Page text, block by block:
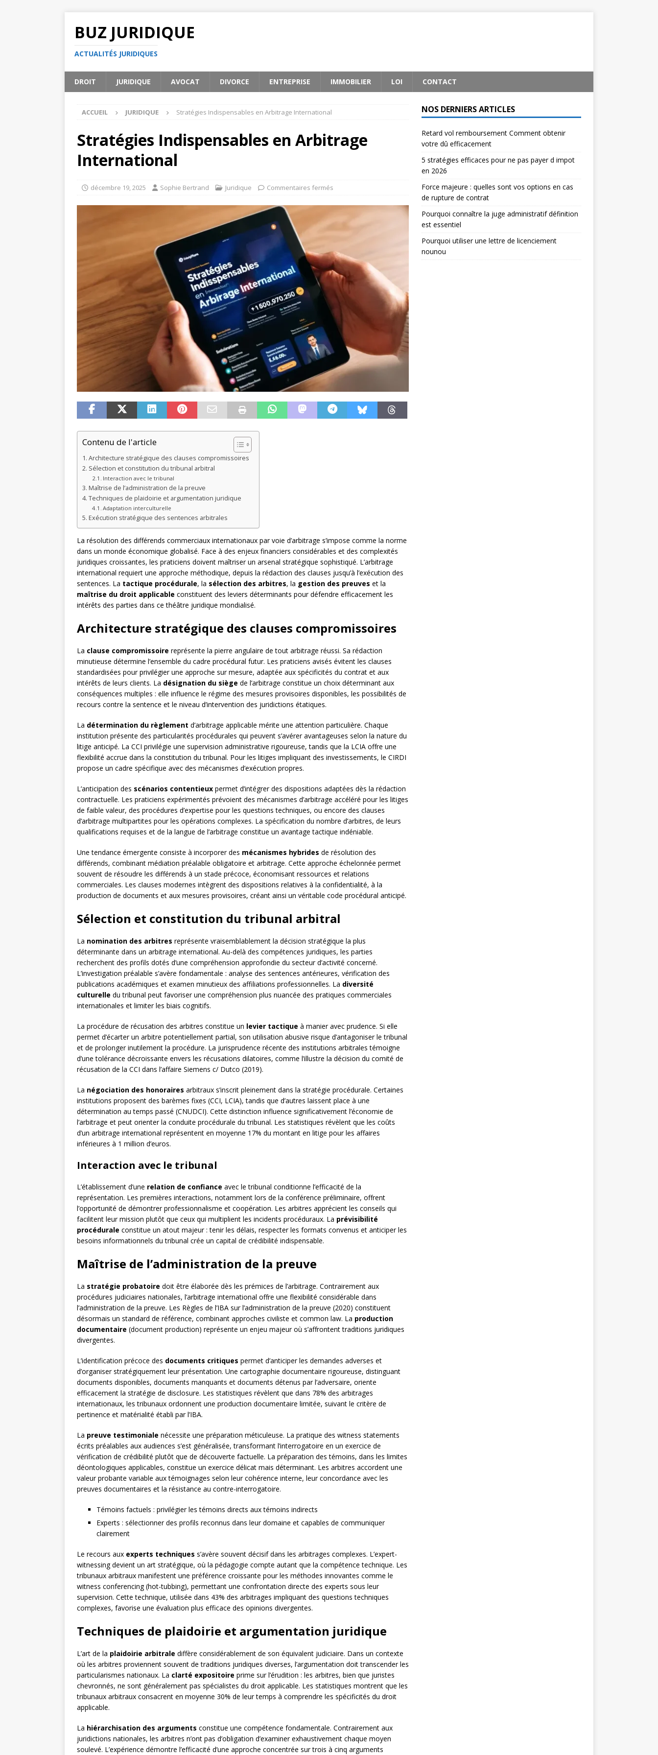
BUZ JURIDIQUE
ACTUALITÉS JURIDIQUES
DROIT JURIDIQUE AVOCAT DIVORCE ENTREPRISE IMMOBILIER LOI CONTACT
ACCUEIL JURIDIQUE Stratégies Indispensables en Arbitrage International
Stratégies Indispensables en Arbitrage
International
décembre 19, 2025 Sophie Bertrand Juridique Commentaires fermés
Contenu de l'article
Architecture stratégique des clauses compromissoires
Sélection et constitution du tribunal arbitral
Interaction avec le tribunal
Maîtrise de l’administration de la preuve
Techniques de plaidoirie et argumentation juridique
Adaptation interculturelle
Exécution stratégique des sentences arbitrales
La résolution des différends commerciaux internationaux par voie d’arbitrage s’impose comme la norme
dans un monde économique globalisé. Face à des enjeux financiers considérables et des complexités
juridiques croissantes, les praticiens doivent maîtriser un arsenal stratégique sophistiqué. L’arbitrage
international requiert une approche méthodique, depuis la rédaction des clauses jusqu’à l’exécution des
sentences. La tactique procédurale, la sélection des arbitres, la gestion des preuves et la
maîtrise du droit applicable constituent des leviers déterminants pour défendre efficacement les
intérêts des parties dans ce théâtre juridique mondialisé.
Architecture stratégique des clauses compromissoires
La clause compromissoire représente la pierre angulaire de tout arbitrage réussi. Sa rédaction
minutieuse détermine l’ensemble du cadre procédural futur. Les praticiens avisés évitent les clauses
standardisées pour privilégier une approche sur mesure, adaptée aux spécificités du contrat et aux
intérêts de leurs clients. La désignation du siège de l’arbitrage constitue un choix déterminant aux
conséquences multiples : elle influence le régime des mesures provisoires disponibles, les possibilités de
recours contre la sentence et le niveau d’intervention des juridictions étatiques.
La détermination du règlement d’arbitrage applicable mérite une attention particulière. Chaque
institution présente des particularités procédurales qui peuvent s’avérer avantageuses selon la nature du
litige anticipé. La CCI privilégie une supervision administrative rigoureuse, tandis que la LCIA offre une
flexibilité accrue dans la constitution du tribunal. Pour les litiges impliquant des investissements, le CIRDI
propose un cadre spécifique avec des mécanismes d’exécution propres.
L’anticipation des scénarios contentieux permet d’intégrer des dispositions adaptées dès la rédaction
contractuelle. Les praticiens expérimentés prévoient des mécanismes d’arbitrage accéléré pour les litiges
de faible valeur, des procédures d’expertise pour les questions techniques, ou encore des clauses
d’arbitrage multipartites pour les opérations complexes. La spécification du nombre d’arbitres, de leurs
qualifications requises et de la langue de l’arbitrage constitue un avantage tactique indéniable.
Une tendance émergente consiste à incorporer des mécanismes hybrides de résolution des
différends, combinant médiation préalable obligatoire et arbitrage. Cette approche échelonnée permet
souvent de résoudre les différends à un stade précoce, économisant ressources et relations
commerciales. Les clauses modernes intègrent des dispositions relatives à la confidentialité, à la
production de documents et aux mesures provisoires, créant ainsi un véritable code procédural anticipé.
Sélection et constitution du tribunal arbitral
La nomination des arbitres représente vraisemblablement la décision stratégique la plus
déterminante dans un arbitrage international. Au-delà des compétences juridiques, les parties
recherchent des profils dotés d’une compréhension approfondie du secteur d’activité concerné.
L’investigation préalable s’avère fondamentale : analyse des sentences antérieures, vérification des
publications académiques et examen minutieux des affiliations professionnelles. La diversité
culturelle du tribunal peut favoriser une compréhension plus nuancée des pratiques commerciales
internationales et limiter les biais cognitifs.
La procédure de récusation des arbitres constitue un levier tactique à manier avec prudence. Si elle
permet d’écarter un arbitre potentiellement partial, son utilisation abusive risque d’antagoniser le tribunal
et de prolonger inutilement la procédure. La jurisprudence récente des institutions arbitrales témoigne
d’une tolérance décroissante envers les récusations dilatoires, comme l’illustre la décision du comité de
récusation de la CCI dans l’affaire Siemens c/ Dutco (2019).
La négociation des honoraires arbitraux s’inscrit pleinement dans la stratégie procédurale. Certaines
institutions proposent des barèmes fixes (CCI, LCIA), tandis que d’autres laissent place à une
détermination au temps passé (CNUDCI). Cette distinction influence significativement l’économie de
l’arbitrage et peut orienter la conduite procédurale du tribunal. Les statistiques révèlent que les coûts
d’un arbitrage international représentent en moyenne 17% du montant en litige pour les affaires
inférieures à 1 million d’euros.
Interaction avec le tribunal
L’établissement d’une relation de confiance avec le tribunal conditionne l’efficacité de la
représentation. Les premières interactions, notamment lors de la conférence préliminaire, offrent
l’opportunité de démontrer professionnalisme et coopération. Les arbitres apprécient les conseils qui
facilitent leur mission plutôt que ceux qui multiplient les incidents procéduraux. La prévisibilité
procédurale constitue un atout majeur : tenir les délais, respecter les formats convenus et anticiper les
besoins informationnels du tribunal crée un capital de crédibilité indispensable.
Maîtrise de l’administration de la preuve
La stratégie probatoire doit être élaborée dès les prémices de l’arbitrage. Contrairement aux
procédures judiciaires nationales, l’arbitrage international offre une flexibilité considérable dans
l’administration de la preuve. Les Règles de l’IBA sur l’administration de la preuve (2020) constituent
désormais un standard de référence, combinant approches civiliste et common law. La production
documentaire (document production) représente un enjeu majeur où s’affrontent traditions juridiques
divergentes.
L’identification précoce des documents critiques permet d’anticiper les demandes adverses et
d’organiser stratégiquement leur présentation. Une cartographie documentaire rigoureuse, distinguant
documents disponibles, documents manquants et documents détenus par l’adversaire, oriente
efficacement la stratégie de disclosure. Les statistiques révèlent que dans 78% des arbitrages
internationaux, les tribunaux ordonnent une production documentaire limitée, suivant le critère de
pertinence et matérialité établi par l’IBA.
La preuve testimoniale nécessite une préparation méticuleuse. La pratique des witness statements
écrits préalables aux audiences s’est généralisée, transformant l’interrogatoire en un exercice de
vérification de crédibilité plutôt que de découverte factuelle. La préparation des témoins, dans les limites
déontologiques applicables, constitue un exercice délicat mais déterminant. Les arbitres accordent une
valeur probante variable aux témoignages selon leur cohérence interne, leur concordance avec les
preuves documentaires et la résistance au contre-interrogatoire.
Témoins factuels : privilégier les témoins directs aux témoins indirects
Experts : sélectionner des profils reconnus dans leur domaine et capables de communiquer
clairement
Le recours aux experts techniques s’avère souvent décisif dans les arbitrages complexes. L’expert-
witnessing devient un art stratégique, où la pédagogie compte autant que la compétence technique. Les
tribunaux arbitraux manifestent une préférence croissante pour les méthodes innovantes comme le
witness conferencing (hot-tubbing), permettant une confrontation directe des experts sous leur
supervision. Cette technique, utilisée dans 43% des arbitrages impliquant des questions techniques
complexes, favorise une évaluation plus efficace des opinions divergentes.
Techniques de plaidoirie et argumentation juridique
L’art de la plaidoirie arbitrale diffère considérablement de son équivalent judiciaire. Dans un contexte
où les arbitres proviennent souvent de traditions juridiques diverses, l’argumentation doit transcender les
particularismes nationaux. La clarté expositoire prime sur l’érudition : les arbitres, bien que juristes
chevronnés, ne sont généralement pas spécialistes du droit applicable. Les statistiques montrent que les
tribunaux arbitraux consacrent en moyenne 30% de leur temps à comprendre les spécificités du droit
applicable.
La hiérarchisation des arguments constitue une compétence fondamentale. Contrairement aux
juridictions nationales, les arbitres n’ont pas d’obligation d’examiner exhaustivement chaque moyen
soulevé. L’expérience démontre l’efficacité d’une approche concentrée sur trois à cinq arguments
NOS DERNIERS ARTICLES
Retard vol remboursement Comment obtenir
votre dû efficacement
5 stratégies efficaces pour ne pas payer d impot
en 2026
Force majeure : quelles sont vos options en cas
de rupture de contrat
Pourquoi connaître la juge administratif définition
est essentiel
Pourquoi utiliser une lettre de licenciement
nounou